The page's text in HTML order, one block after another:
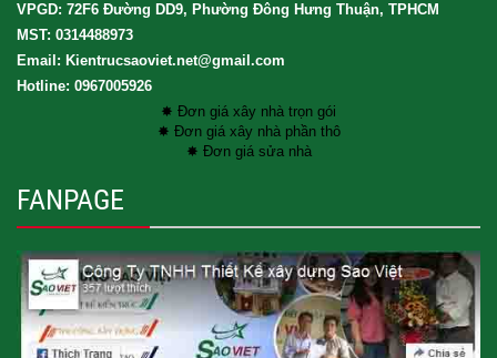
VPGD: 72F6 Đường DD9, Phường Đông Hưng Thuận, TPHCM
MST: 0314488973
Email: Kientrucsaoviet.net@gmail.com
Hotline: 0967005926
✸ Đơn giá xây nhà trọn gói
✸ Đơn giá xây nhà phần thô
✸ Đơn giá sửa nhà
FANPAGE